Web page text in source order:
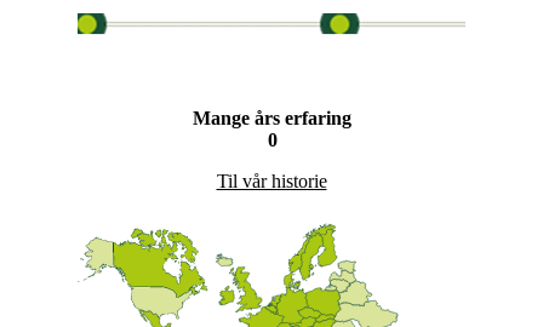
Mange års erfaring
0
Til vår historie